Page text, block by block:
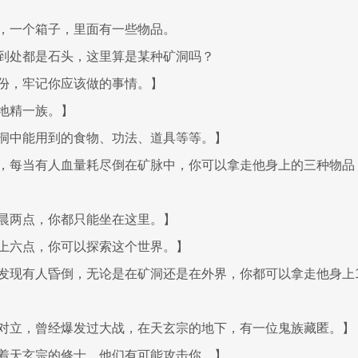
一个箱子，里面有一些物品。
处都是石头，这里算是某种矿洞吗？
，牢记你应该做的事情。】
精一族。】
中能用到的食物、功法、道具等等。】
每当有人血量耗尽倒在矿脉中，你可以拿走他身上的三种物
两点，你都只能坐在这里。】
六点，你可以探索这个世界。】
现有人昏倒，无论是在矿洞还是在外界，你都可以拿走他身
立，曾经爆发过大战，在天玄宗的地下，有一位鬼族藏匿。】
天玄宗的修士，他们有可能攻击你。】